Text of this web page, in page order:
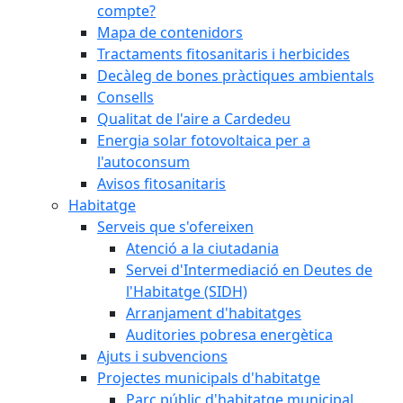
compte?
Mapa de contenidors
Tractaments fitosanitaris i herbicides
Decàleg de bones pràctiques ambientals
Consells
Qualitat de l'aire a Cardedeu
Energia solar fotovoltaica per a
l'autoconsum
Avisos fitosanitaris
Habitatge
Serveis que s'ofereixen
Atenció a la ciutadania
Servei d'Intermediació en Deutes de
l'Habitatge (SIDH)
Arranjament d'habitatges
Auditories pobresa energètica
Ajuts i subvencions
Projectes municipals d'habitatge